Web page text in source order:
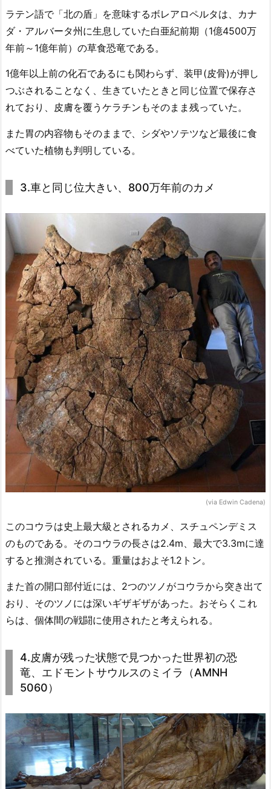
ラテン語で「北の盾」を意味するボレアロペルタは、カナ
ダ・アルバータ州に生息していた白亜紀前期（1億4500万
年前～1億年前）の草食恐竜である。
1億年以上前の化石であるにも関わらず、装甲(皮骨)が押し
つぶされることなく、生きていたときと同じ位置で保存さ
れており、皮膚を覆うケラチンもそのまま残っていた。
また胃の内容物もそのままで、シダやソテツなど最後に食
べていた植物も判明している。
3.車と同じ位大きい、800万年前のカメ
(via Edwin Cadena)
このコウラは史上最大級とされるカメ、スチュペンデミス
のものである。そのコウラの長さは2.4m、最大で3.3mに達
すると推測されている。重量はおよそ1.2トン。
また首の開口部付近には、2つのツノがコウラから突き出て
おり、そのツノには深いギザギザがあった。おそらくこれ
らは、個体間の戦闘に使用されたと考えられる。
4.皮膚が残った状態で見つかった世界初の恐
竜、エドモントサウルスのミイラ（AMNH
5060）